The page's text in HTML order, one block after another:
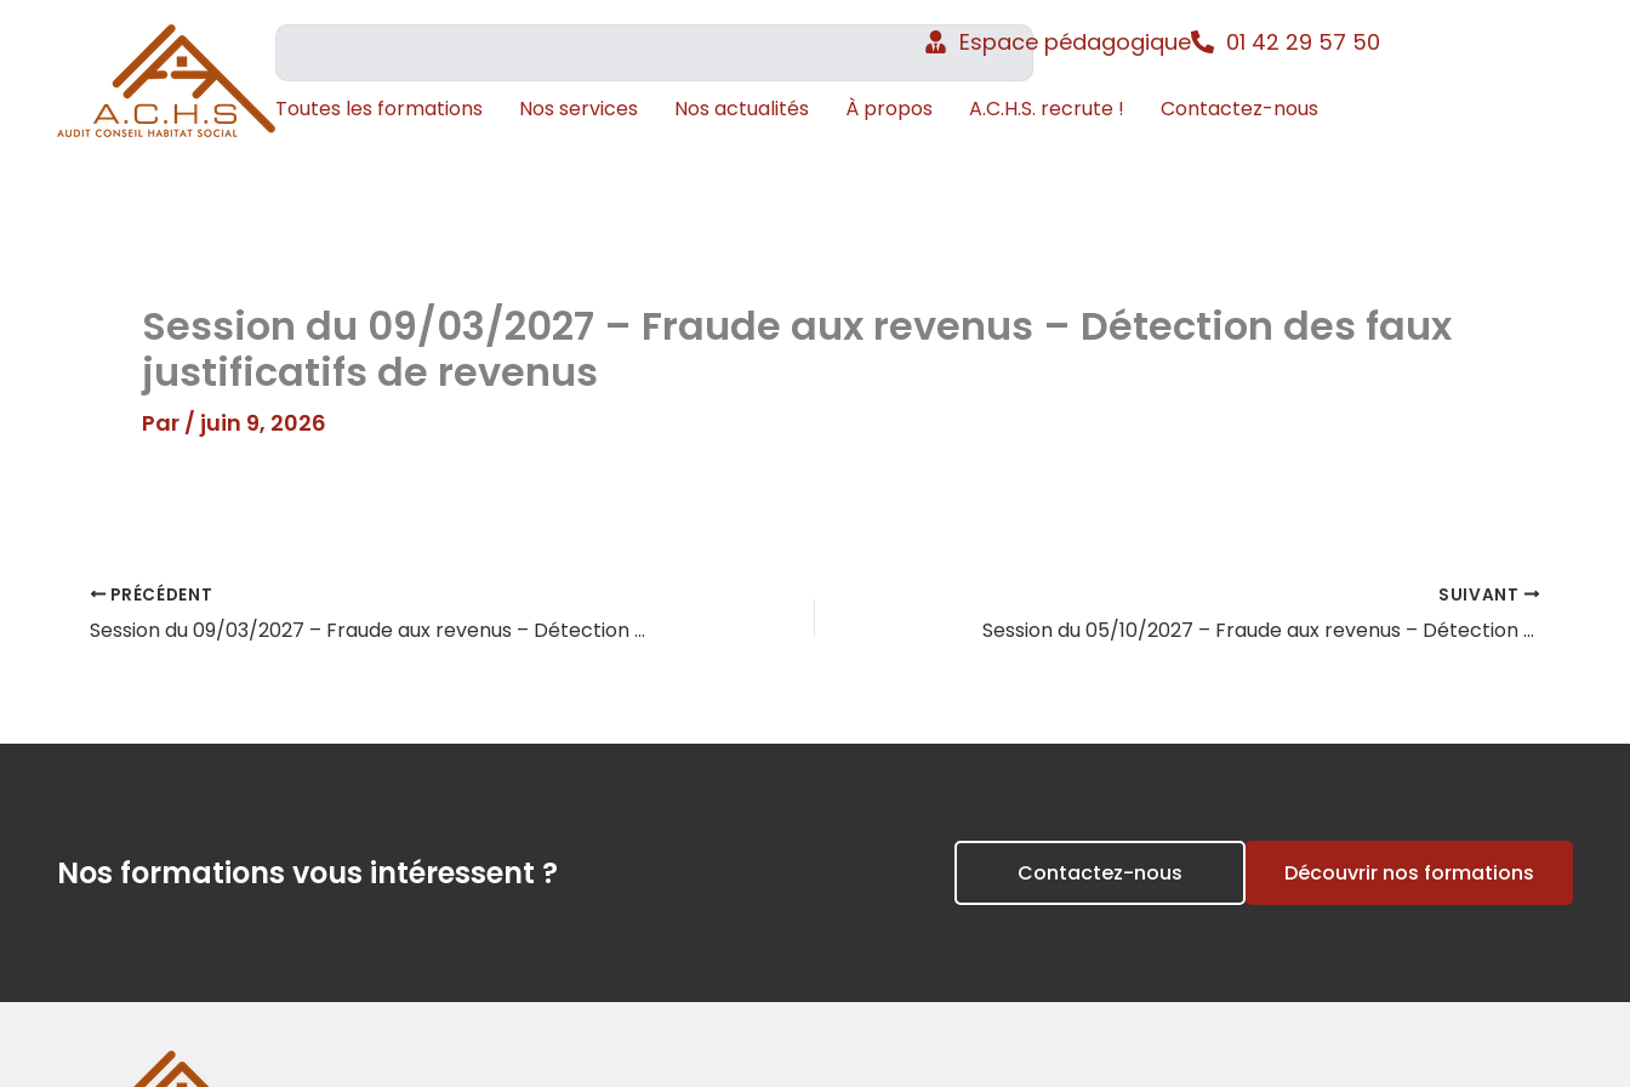
Rechercher Espace pédagogique 01 42 29 57 50
Toutes les formations Nos services Nos actualités À propos A.C.H.S. recrute ! Contactez-nous
Session du 09/03/2027 – Fraude aux revenus – Détection des faux
justificatifs de revenus
Par / juin 9, 2026
PRÉCÉDENT
Session du 09/03/2027 – Fraude aux revenus – Détection des faux justificatifs de revenus
SUIVANT
Session du 05/10/2027 – Fraude aux revenus – Détection des faux justificatifs de revenus
Nos formations vous intéressent ? Contactez-nous Découvrir nos formations